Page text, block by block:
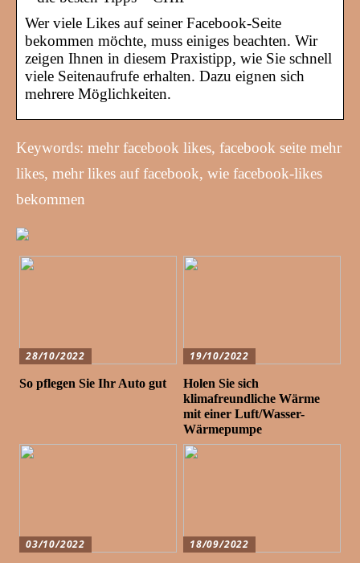
Wer viele Likes auf seiner Facebook-Seite
bekommen möchte, muss einiges beachten. Wir
zeigen Ihnen in diesem Praxistipp, wie Sie schnell
viele Seitenaufrufe erhalten. Dazu eignen sich
mehrere Möglichkeiten.
Keywords: mehr facebook likes, facebook seite mehr
likes, mehr likes auf facebook, wie facebook-likes
bekommen
28/10/2022
So pflegen Sie Ihr Auto gut
19/10/2022
Holen Sie sich
klimafreundliche Wärme
mit einer Luft/Wasser-
Wärmepumpe
03/10/2022 18/09/2022